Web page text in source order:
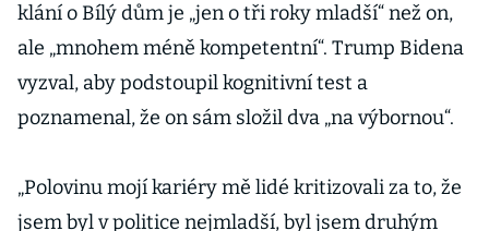
klání o Bílý dům je „jen o tři roky mladší“ než on,
ale „mnohem méně kompetentní“. Trump Bidena
vyzval, aby podstoupil kognitivní test a
poznamenal, že on sám složil dva „na výbornou“.
„Polovinu mojí kariéry mě lidé kritizovali za to, že
jsem byl v politice nejmladší, byl jsem druhým